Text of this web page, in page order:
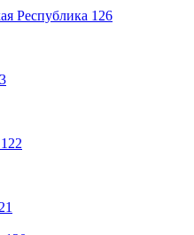
Республика 126
122